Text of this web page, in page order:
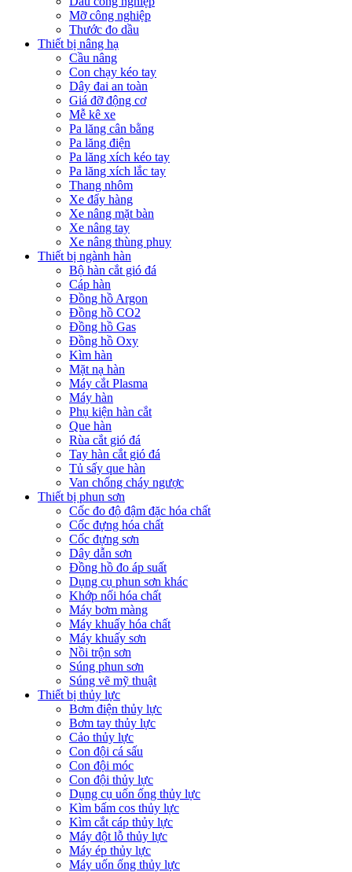
Mỡ công nghiệp
Thước đo dầu
Thiết bị nâng hạ
Cầu nâng
Con chạy kéo tay
Dây đai an toàn
Giá đỡ động cơ
Mễ kê xe
Pa lăng cân bằng
Pa lăng điện
Pa lăng xích kéo tay
Pa lăng xích lắc tay
Thang nhôm
Xe đẩy hàng
Xe nâng mặt bàn
Xe nâng tay
Xe nâng thùng phuy
Thiết bị ngành hàn
Bộ hàn cắt gió đá
Cáp hàn
Đồng hồ Argon
Đồng hồ CO2
Đồng hồ Gas
Đồng hồ Oxy
Kìm hàn
Mặt nạ hàn
Máy cắt Plasma
Máy hàn
Phụ kiện hàn cắt
Que hàn
Rùa cắt gió đá
Tay hàn cắt gió đá
Tủ sấy que hàn
Van chống cháy ngược
Thiết bị phun sơn
Cốc đo độ đậm đặc hóa chất
Cốc đựng hóa chất
Cốc đựng sơn
Dây dẫn sơn
Đồng hồ đo áp suất
Dụng cụ phun sơn khác
Khớp nối hóa chất
Máy bơm màng
Máy khuấy hóa chất
Máy khuấy sơn
Nồi trộn sơn
Súng phun sơn
Súng vẽ mỹ thuật
Thiết bị thủy lực
Bơm điện thủy lực
Bơm tay thủy lực
Cảo thủy lực
Con đội cá sấu
Con đội móc
Con đội thủy lực
Dụng cụ uốn ống thủy lực
Kìm bấm cos thủy lực
Kìm cắt cáp thủy lực
Máy đột lỗ thủy lực
Máy ép thủy lực
Máy uốn ống thủy lực